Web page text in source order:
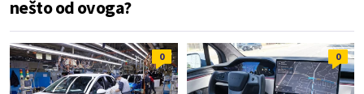
nešto od ovoga?
0 0